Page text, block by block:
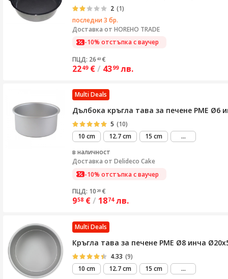
2 (1)
последни 3 бр.
Доставка от HOREHO TRADE
-10% отстъпка с ваучер
ПЦД: 26 43 €
2249 €/ 4399 лв.
Multi Deals
Дълбока кръгла тава за печене PME Ø6
5 (10)
10 cm
12.7 cm 15 cm ...виж
в наличност
Доставка от Delideco Cake
-10% отстъпка с ваучер
ПЦД: 10 26 €
958 €/ 1874 лв.
Multi Deals
Кръгла тава за печене PME Ø8 инча
4.33 (9)
10 cm
12.7 cm 15 cm ...виж